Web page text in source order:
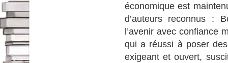
économique est
d’auteurs reconnus :
l’avenir avec confiance
qui a réussi à poser
exigeant et ouvert,